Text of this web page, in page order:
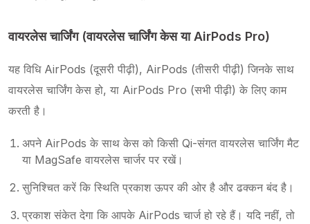
वायरलेस चार्जिंग (वायरलेस चार्जिंग केस या AirPods Pro)
यह विधि AirPods (दूसरी पीढ़ी), AirPods (तीसरी पीढ़ी) जिनके साथ
वायरलेस चार्जिंग केस हो, या AirPods Pro (सभी पीढ़ी) के लिए काम
करती है।
अपने AirPods के साथ केस को किसी Qi-संगत वायरलेस चार्जिंग मैट
या MagSafe वायरलेस चार्जर पर रखें।
सुनिश्चित करें कि स्थिति प्रकाश ऊपर की ओर है और ढक्कन बंद है।
प्रकाश संकेत देगा कि आपके AirPods चार्ज हो रहे हैं। यदि नहीं, तो